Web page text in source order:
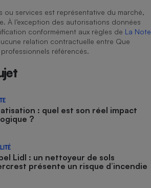
ou services est représentative du marché,
À l’exception des autorisations données
conformément aux règles de La Note
relation contractuelle entre Que
référencés.
: quel est son réel impact
?
Lidl : un nettoyeur de sols
présente un risque d’incendie